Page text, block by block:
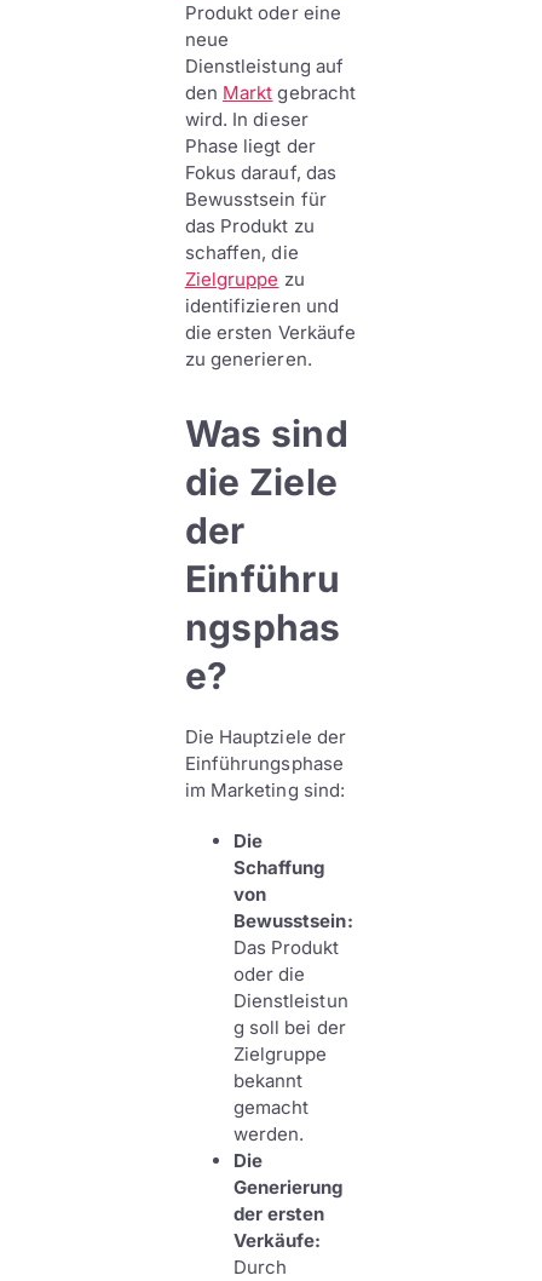
Produkt oder eine
neue
Dienstleistung auf
den Markt gebracht
wird. In dieser
Phase liegt der
Fokus darauf, das
Bewusstsein für
das Produkt zu
schaffen, die
Zielgruppe zu
identifizieren und
die ersten Verkäufe
zu generieren.
Was sind
die Ziele
der
Einführu
ngsphas
e?
Die Hauptziele der
Einführungsphase
im Marketing sind:
Die
Schaffung
von
Bewusstsein:
Das Produkt
oder die
Dienstleistun
g soll bei der
Zielgruppe
bekannt
gemacht
werden.
Die
Generierung
der ersten
Verkäufe:
Durch